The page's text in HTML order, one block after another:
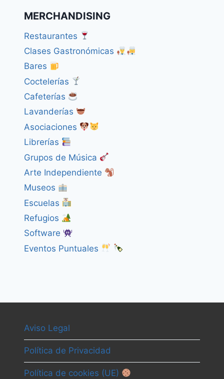
MERCHANDISING
Restaurantes
Clases Gastronómicas
Bares
Coctelerías
Cafeterías
Lavanderías
Asociaciones
Librerías
Grupos de Música
Arte Independiente
Museos
Escuelas
Refugios
Software
Eventos Puntuales
Aviso Legal
Política de Privacidad
Política de cookies (UE)